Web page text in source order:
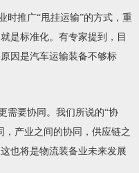
推广“甩挂运输”的方式，重
是标准化。有专家提到，目
因是汽车运输装备不够标
要协同。我们所说的“协
，产业之间的协同，供应链之
也将是物流装备业未来发展